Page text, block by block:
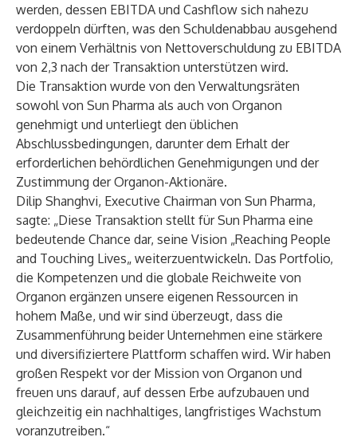
werden, dessen EBITDA und Cashflow sich nahezu
verdoppeln dürften, was den Schuldenabbau ausgehend
von einem Verhältnis von Nettoverschuldung zu EBITDA
von 2,3 nach der Transaktion unterstützen wird.
Die Transaktion wurde von den Verwaltungsräten
sowohl von Sun Pharma als auch von Organon
genehmigt und unterliegt den üblichen
Abschlussbedingungen, darunter dem Erhalt der
erforderlichen behördlichen Genehmigungen und der
Zustimmung der Organon-Aktionäre.
Dilip Shanghvi, Executive Chairman von Sun Pharma,
sagte: „Diese Transaktion stellt für Sun Pharma eine
bedeutende Chance dar, seine Vision „Reaching People
and Touching Lives„ weiterzuentwickeln. Das Portfolio,
die Kompetenzen und die globale Reichweite von
Organon ergänzen unsere eigenen Ressourcen in
hohem Maße, und wir sind überzeugt, dass die
Zusammenführung beider Unternehmen eine stärkere
und diversifiziertere Plattform schaffen wird. Wir haben
großen Respekt vor der Mission von Organon und
freuen uns darauf, auf dessen Erbe aufzubauen und
gleichzeitig ein nachhaltiges, langfristiges Wachstum
voranzutreiben.“